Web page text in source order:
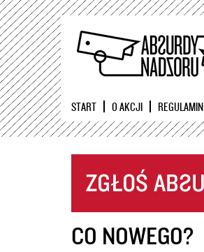
START O AKCJI REGULAMIN
CO NOWEGO?